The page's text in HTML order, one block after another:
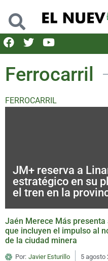
Ferrocarril
FERROCARRIL
JM+ reserva a
estratégico en su
el tren en la
Jaén Merece Más presenta
que incluyen el impulso al
de la ciudad minera
Por: Javier Esturillo 5 agosto